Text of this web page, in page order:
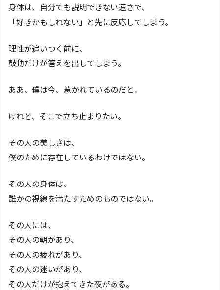
身体は、自分でも説明できない速さで、
「好きかもしれない」と先に反応してしまう。
理性が追いつく前に、
鼓動だけが答えを出してしまう。
ああ、僕は今、惹かれているのだと。
けれど、そこで立ち止まりたい。
その人の美しさは、
僕のために存在しているわけではない。
その人の身体は、
誰かの視線を満たすためのものではない。
その人には、
その人の朝があり、
その人の疲れがあり、
その人の迷いがあり、
その人だけが抱えてきた夜がある。